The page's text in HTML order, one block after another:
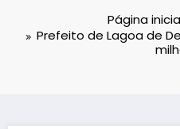
Página
Prefeito de Lagoa de